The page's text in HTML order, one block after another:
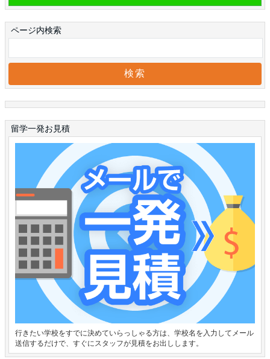
ページ内検索
留学一発お見積
行きたい学校をすでに決めていらっしゃる方は、学校名を入力してメール
送信するだけで、すぐにスタッフが見積をお出しします。